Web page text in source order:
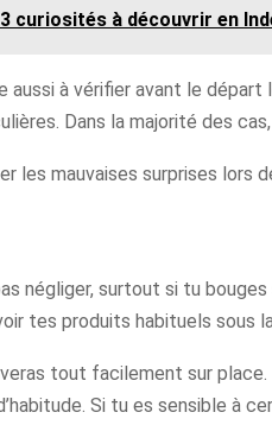
curiosités à découvrir en
à vérifier avant le
Dans la majorité des
les mauvaises surprises lors
surtout si tu bouges
tes produits habituels sous
tout facilement sur
Si tu es sensible à